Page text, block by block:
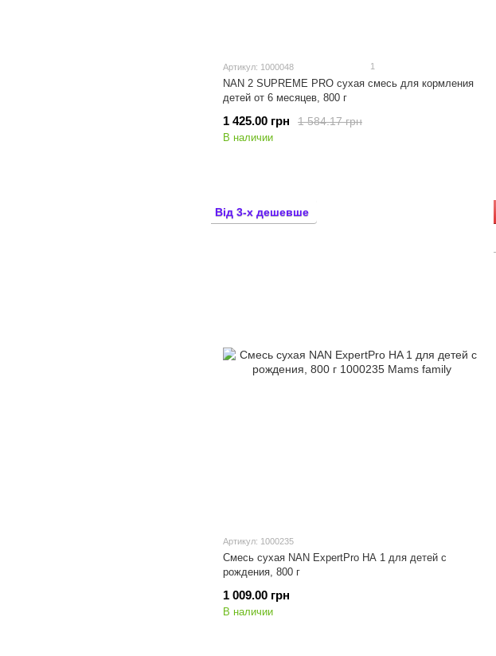
Артикул: 1000048 1
NAN 2 SUPREME PRO cухая смесь для кормления
детей от 6 месяцев, 800 г
1 584.17 грн
1 425.00 грн
В наличии
Від 3-х дешевше
Артикул: 1000235
Смесь сухая NAN ExpertPro HA 1 для детей с
рождения, 800 г
1 009.00 грн
В наличии